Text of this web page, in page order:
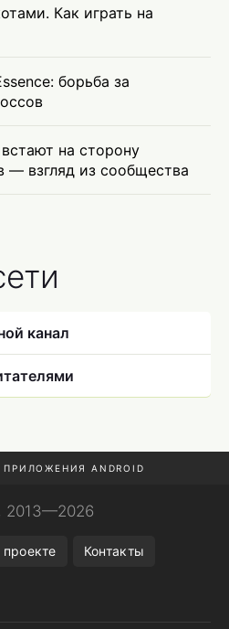
Как играть на
борьба за
на сторону
взгляд из сообщества
канал
ПРИЛОЖЕНИЯ ANDROID
8.5
2013—2026
Контакты